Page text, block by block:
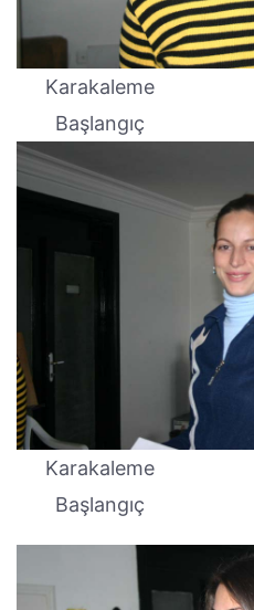
Karakaleme
Başlangıç
Karakaleme
Başlangıç